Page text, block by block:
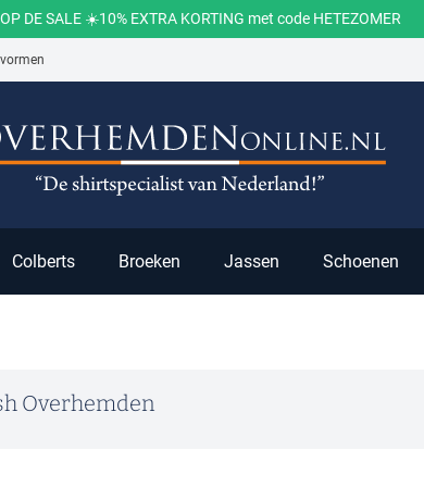
DE SALE ☀️10% EXTRA KORTING met code HETEZOMER
Colberts Broeken Jassen Schoenen
Overhemden